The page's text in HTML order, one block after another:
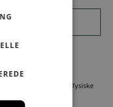
gratis i en af vores fysiske